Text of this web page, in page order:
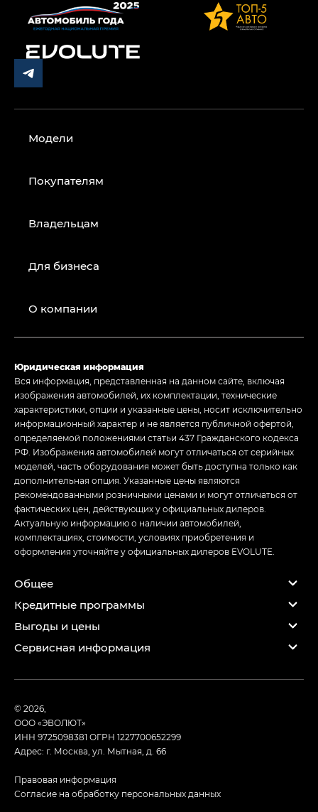
Модели
Покупателям
Владельцам
Для бизнеса
О компании
Юридическая информация
Вся информация, представленная на данном сайте, включая
изображения автомобилей, их комплектации, технические
характеристики, опции и указанные цены, носит исключительно
информационный характер и не является публичной офертой,
определяемой положениями статьи 437 Гражданского кодекса
РФ. Изображения автомобилей могут отличаться от серийных
моделей, часть оборудования может быть доступна только как
дополнительная опция. Указанные цены являются
рекомендованными розничными ценами и могут отличаться от
фактических цен, действующих у официальных дилеров.
Актуальную информацию о наличии автомобилей,
комплектациях, стоимости, условиях приобретения и
оформления уточняйте у официальных дилеров EVOLUTE.
Общее
Кредитные программы
Выгоды и цены
Сервисная информация
© 2026,
ООО «ЭВОЛЮТ»
ИНН 9725098381 ОГРН 1227700652299
Адрес: г. Москва, ул. Мытная, д. 66
Правовая информация
Согласие на обработку персональных данных